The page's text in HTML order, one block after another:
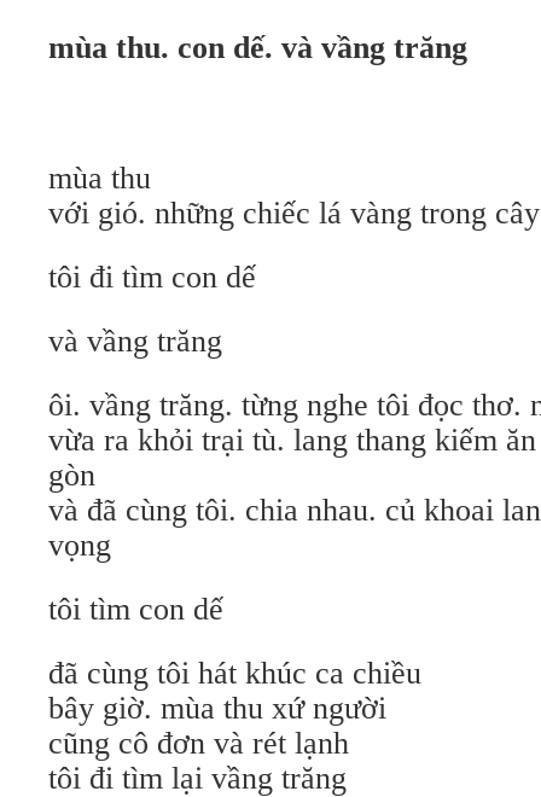
mùa thu. con dế. và vầng trăng
mùa thu
với gió. những chiếc lá vàng trong cây
tôi đi tìm con dế
và vầng trăng
ôi. vầng trăng. từng nghe tôi đọc thơ.
vừa ra khỏi trại tù. lang thang kiếm
gòn
và đã cùng tôi. chia nhau. củ khoai
vọng
tôi tìm con dế
đã cùng tôi hát khúc ca chiều
bây giờ. mùa thu xứ người
cũng cô đơn và rét lạnh
tôi đi tìm lại vầng trăng